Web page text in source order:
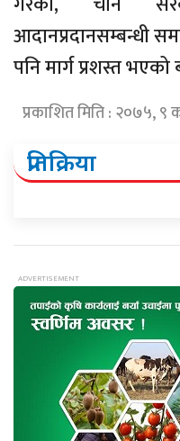
आदानप्रदानसम्बन्धी
पनि मार्ग प्रशस्त
प्रकाशित मिति : २०७५, ९
प्रतिक्रिया